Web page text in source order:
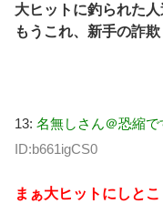
大ヒットに釣られた
もうこれ、新手の詐
13: 名無しさん＠恐縮で
ID:b661igCS0
まぁ大ヒットにしとこ